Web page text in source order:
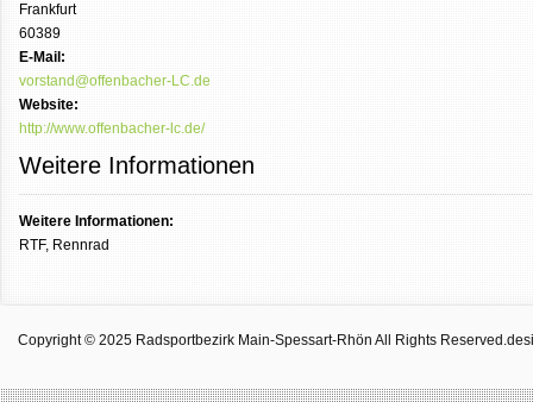
Frankfurt
60389
E-Mail:
vorstand@offenbacher-LC.de
Website:
http://www.offenbacher-lc.de/
Weitere Informationen
Weitere Informationen:
RTF, Rennrad
Copyright © 2025 Radsportbezirk Main-Spessart-Rhön All Rights Reserved.